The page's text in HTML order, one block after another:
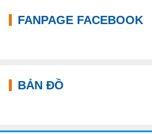
FANPAGE FACEBOOK
BẢN ĐỒ